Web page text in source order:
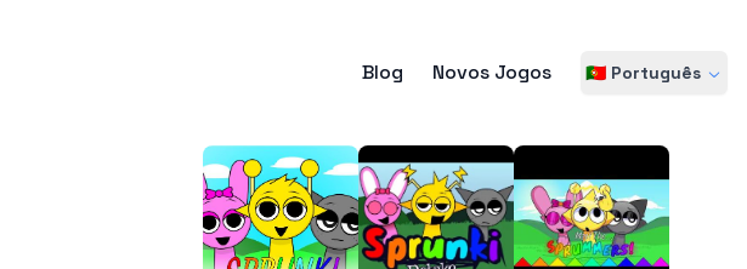
Blog Novos Jogos 🇵🇹 Português